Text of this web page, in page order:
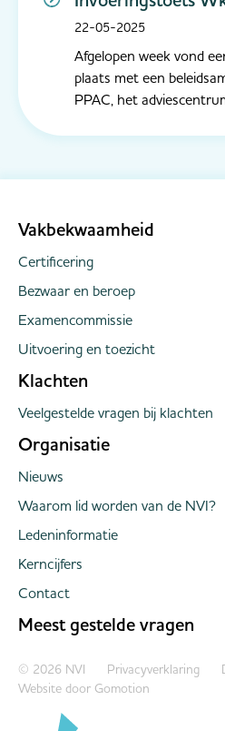
22-05-2025
Afgelopen week vond
plaats met een
PPAC, het
Vakbekwaamheid
Certificering
Bezwaar en beroep
Examencommissie
Uitvoering en toezicht
Klachten
Veelgestelde vragen bij klachten
Organisatie
Nieuws
Waarom lid worden van de NVI?
Ledeninformatie
Kerncijfers
Contact
Meest gestelde vragen
Copyright
© 2026 NVI Privacyverklaring
Website door Gomotion